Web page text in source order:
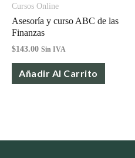
Cursos Online
Asesoría y curso ABC de las
Finanzas
$143.00 Sin IVA
Añadir Al Carrito